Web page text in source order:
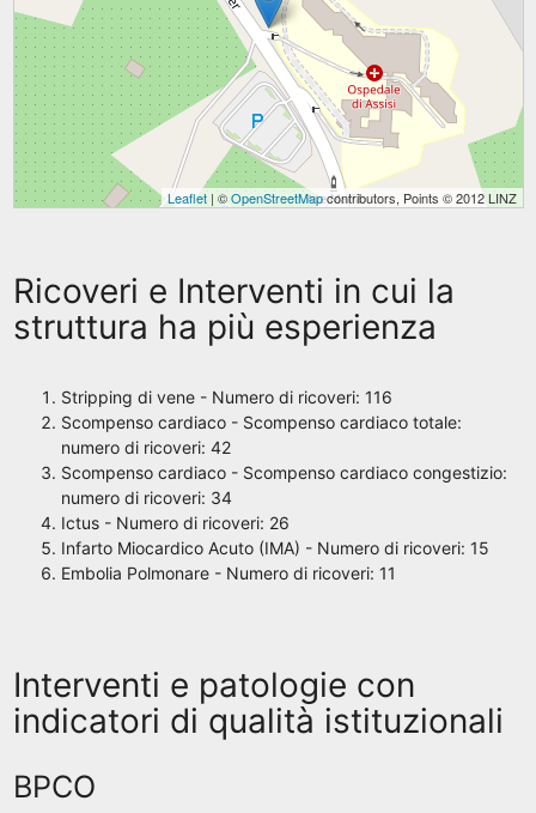
Leaflet| ©OpenStreetMapcontributors, Points © 2012 LINZ
Ricoveri e Interventi in cui la
struttura ha più esperienza
Stripping di vene - Numero di ricoveri: 116
Scompenso cardiaco - Scompenso cardiaco totale:
numero di ricoveri: 42
Scompenso cardiaco - Scompenso cardiaco congestizio:
numero di ricoveri: 34
Ictus - Numero di ricoveri: 26
Infarto Miocardico Acuto (IMA) - Numero di ricoveri: 15
Embolia Polmonare - Numero di ricoveri: 11
Interventi e patologie con
indicatori di qualità istituzionali
BPCO